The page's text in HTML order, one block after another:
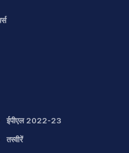
ईपीएल 2022-23
तस्वीरें